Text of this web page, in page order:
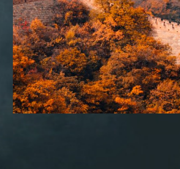
CONSULTORIA